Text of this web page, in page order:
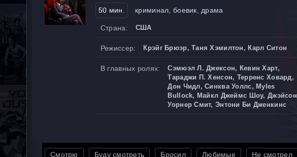
50 мин. криминал, боевик, драма
Страна: США
Режиссер: Крэйг Брюэр, Таня Хэмилтон, Карл Ситон
В главных ролях:
Сэмюэл Л. Джексон, Кевин Харт,
Тараджи П. Хенсон, Терренс Ховард,
Дон Чидл, Синква Уоллс, Myles
Bullock, Майкл Джеймс Шоу, Джэйсон
Уорнер Смит, Энтони Би Дженкинс
Смотрю Буду смотреть Бросил Любимые Не смотрел